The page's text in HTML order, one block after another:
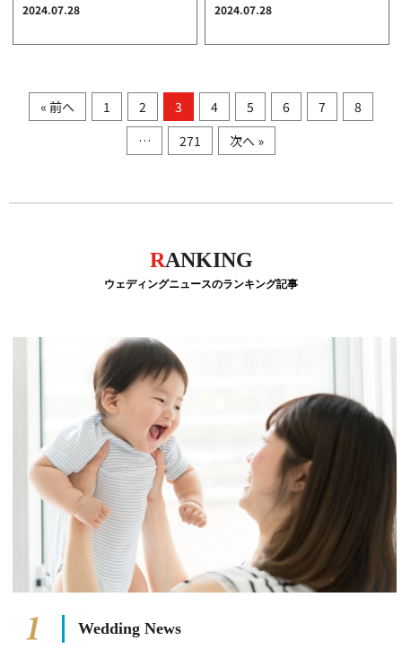
2024.07.28 2024.07.28
« 前へ 1 2 3 4 5 6 7
8
…
271 次へ »
RANKING
ウェディングニュースのランキング記事
Wedding News